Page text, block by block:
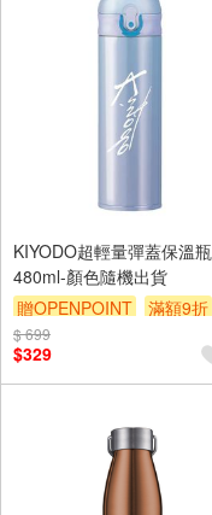
KIYODO超輕量彈蓋保溫瓶
480ml-顏色隨機出貨
贈OPENPOINT
滿額9折
贈$200
$ 699
$329